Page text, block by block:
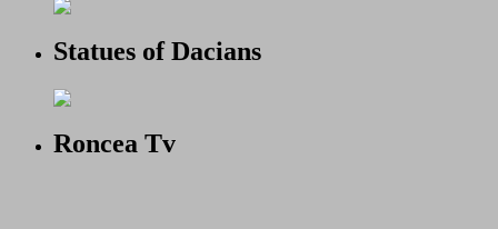
Statues of Dacians
Roncea Tv